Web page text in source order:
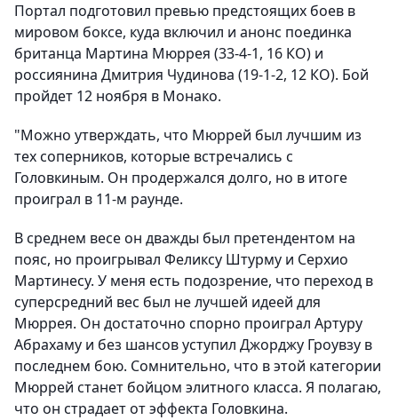
Портал подготовил превью предстоящих боев в
мировом боксе, куда включил и анонс поединка
британца Мартина Мюррея (33-4-1, 16 КО) и
россиянина Дмитрия Чудинова (19-1-2, 12 КО). Бой
пройдет 12 ноября в Монако.
"Можно утверждать, что Мюррей был лучшим из
тех соперников, которые встречались с
Головкиным. Он продержался долго, но в итоге
проиграл в 11-м раунде.
В среднем весе он дважды был претендентом на
пояс, но проигрывал Феликсу Штурму и Серхио
Мартинесу. У меня есть подозрение, что переход в
суперсредний вес был не лучшей идеей для
Мюррея. Он достаточно спорно проиграл Артуру
Абрахаму и без шансов уступил Джорджу Гроувзу в
последнем бою. Сомнительно, что в этой категории
Мюррей станет бойцом элитного класса. Я полагаю,
что он страдает от эффекта Головкина.